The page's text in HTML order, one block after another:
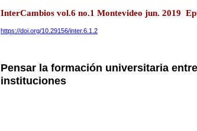
InterCambios vol.6 no.1 Montevideo jun. 2019
https://doi.org/10.29156/inter.6.1.2
Pensar la formación universitaria
instituciones